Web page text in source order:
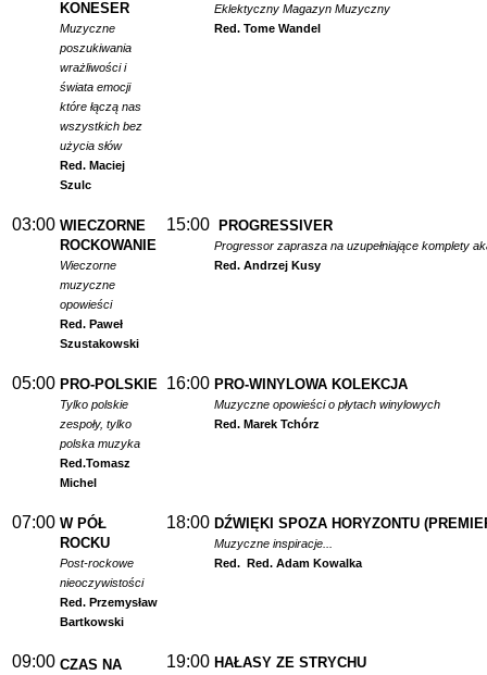
KONESER
Muzyczne
poszukiwania
wrażliwości i
świata emocji
które łączą nas
wszystkich bez
użycia słów
Red. Maciej
Szulc
Eklektyczny Magazyn Muzyczny
Red. Tome Wandel
03:00 WIECZORNE
ROCKOWANIE
Wieczorne
muzyczne
opowieści
Red. Paweł
Szustakowski
15:00 PROGRESSIVER
Progressor zaprasza na uzupełniające komplety
Red. Andrzej Kusy
05:00 PRO-POLSKIE
Tylko polskie
zespoły, tylko
polska muzyka
Red.Tomasz
Michel
16:00 PRO-WINYLOWA KOLEKCJA
Muzyczne opowieści o płytach winylowych
Red. Marek Tchórz
07:00 W PÓŁ
ROCKU
Post-rockowe
nieoczywistości
Red. Przemysław
Bartkowski
18:00 DŹWIĘKI SPOZA HORYZONTU
Muzyczne inspiracje...
Red. Red. Adam Kowalka
09:00 CZAS NA
19:00 HAŁASY ZE STRYCHU